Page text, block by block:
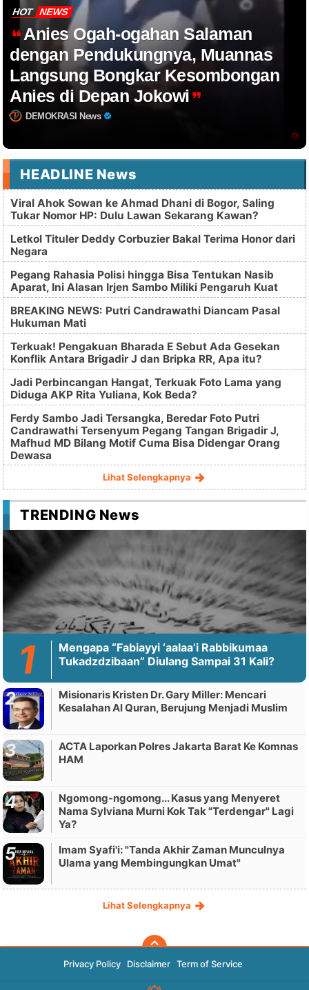
HOT NEWS
Anies Ogah-ogahan Salaman
dengan Pendukungnya, Muannas
Langsung Bongkar Kesombongan
Anies di Depan Jokowi
DEMOKRASI News
HEADLINE News
Viral Ahok Sowan ke Ahmad Dhani di Bogor, Saling
Tukar Nomor HP: Dulu Lawan Sekarang Kawan?
Letkol Tituler Deddy Corbuzier Bakal Terima Honor dari
Negara
Pegang Rahasia Polisi hingga Bisa Tentukan Nasib
Aparat, Ini Alasan Irjen Sambo Miliki Pengaruh Kuat
BREAKING NEWS: Putri Candrawathi Diancam Pasal
Hukuman Mati
Terkuak! Pengakuan Bharada E Sebut Ada Gesekan
Konflik Antara Brigadir J dan Bripka RR, Apa itu?
Jadi Perbincangan Hangat, Terkuak Foto Lama yang
Diduga AKP Rita Yuliana, Kok Beda?
Ferdy Sambo Jadi Tersangka, Beredar Foto Putri
Candrawathi Tersenyum Pegang Tangan Brigadir J,
Mafhud MD Bilang Motif Cuma Bisa Didengar Orang
Dewasa
Lihat Selengkapnya
TRENDING News
Mengapa “Fabiayyi ‘aalaa’i Rabbikumaa
Tukadzdzibaan” Diulang Sampai 31 Kali?
Misionaris Kristen Dr. Gary Miller: Mencari
Kesalahan Al Quran, Berujung Menjadi Muslim
ACTA Laporkan Polres Jakarta Barat Ke Komnas
HAM
Ngomong-ngomong... Kasus yang Menyeret
Nama Sylviana Murni Kok Tak "Terdengar" Lagi
Ya?
Imam Syafi'i: "Tanda Akhir Zaman Munculnya
Ulama yang Membingungkan Umat"
Lihat Selengkapnya
Privacy Policy Disclaimer Term of Service